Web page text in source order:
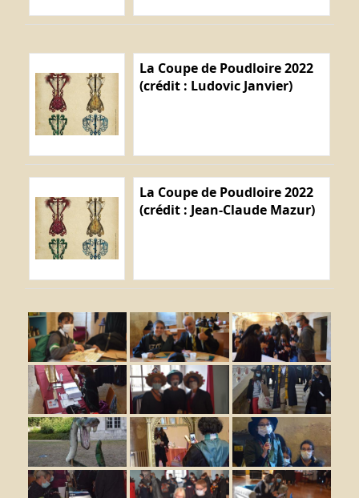
La Coupe de Poudloire 2022
(crédit : Ludovic Janvier)
La Coupe de Poudloire 2022
(crédit : Jean-Claude Mazur)